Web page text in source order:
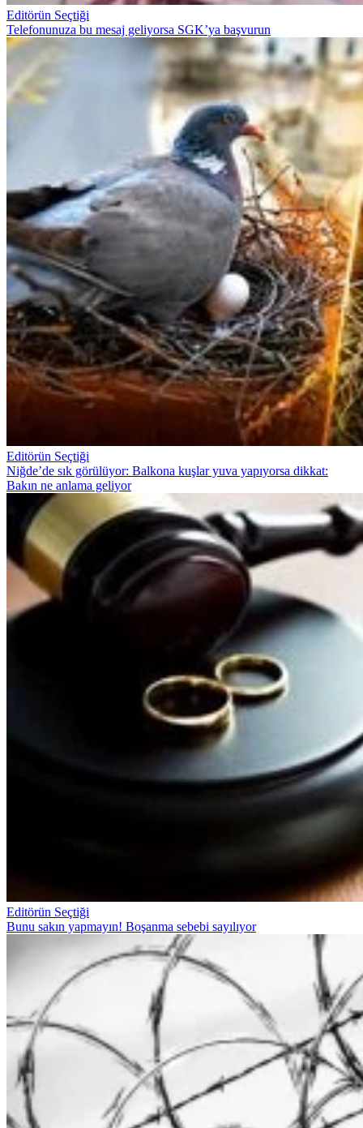
Editörün Seçtiği
Telefonunuza bu mesaj geliyorsa SGK’ya başvurun
Editörün Seçtiği
Niğde’de sık görülüyor: Balkona kuşlar yuva yapıyorsa dikkat:
Bakın ne anlama geliyor
Editörün Seçtiği
Bunu sakın yapmayın! Boşanma sebebi sayılıyor